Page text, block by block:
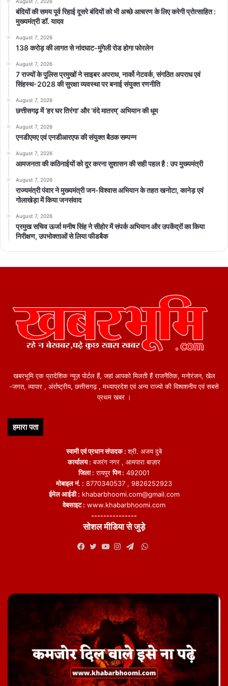
बंदियों की समय पूर्व रिहाई दूसरे बंदियों को भी अच्छे आचरण के लिए करेगी प्रोत्साहित :
मुख्यमंत्री डॉ. यादव
August 7, 2026
138 करोड़ की लागत से नांदघाट-मुंगेली रोड होगा फोरलेन
August 7, 2026
7 राज्यों के पुलिस प्रमुखों ने साइबर अपराध, नार्को नेटवर्क, संगठित अपराध एवं
सिंहस्थ-2028 की सुरक्षा व्यवस्था पर बनाई संयुक्त रणनीति
August 7, 2026
छत्तीसगढ़ में ‘हर घर तिरंगा’ और ‘वंदे मातरम्’ अभियान की धूम
August 7, 2026
एनडीएमए एवं एनडीआरएफ की संयुक्त बैठक सम्पन्न
August 7, 2026
आमजनता की कठिनाईयों को दूर करना सुशासन की सही पहल है : उप मुख्यमंत्री
August 7, 2026
राज्यमंत्री पंवार ने मुख्यमंत्री जन-विश्वास अभियान के तहत खनोटा, कानेड़ एवं
गोलाखेड़ा में किया जनसंवाद
August 7, 2026
प्रमुख सचिव ऊर्जा मनीष सिंह ने सीहोर में संपर्क अभियान और उपकेंद्रों का किया
निरीक्षण, उपभोक्ताओं से लिया फीडबैक
खबरभूमि एक प्रादेशिक न्यूज़ पोर्टल हैं, जहां आपको मिलती हैं राजनैतिक, मनोरंजन, खेल
-जगत, व्यापार , अंर्राष्ट्रीय, छत्तीसगढ़ , मध्याप्रदेश एवं अन्य राज्यो की विश्वशनीय एवं सबसे
प्रथम खबर ।
हमारा पता
स्वामी एवं प्रधान संपादक :श्री. अजय दुबे
कार्यालय : बजरंग नगर , आमपारा बाज़ार
जिला : रायपुरपिन : 492001
मोबाइल नं. : 8770340537 , 9826252923
ईमेल आईडी : khabarbhoomi.com@gmail.com
वेबसाइट : www.khabarbhoomi.com
---------------
सोशल मीडिया से जुड़े
WhatsApp